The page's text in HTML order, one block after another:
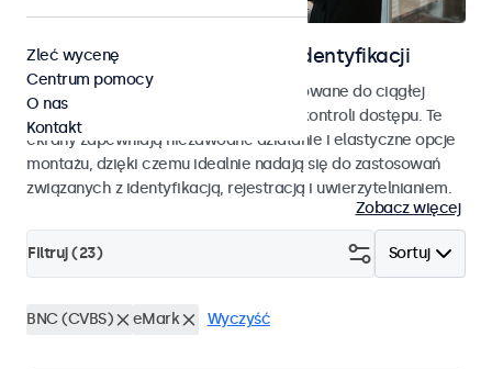
Ekrany do kontroli dostępu i identyfikacji
Monitory i ekrany dotykowe zaprojektowane do ciągłej
pracy i płynnej integracji z systemami kontroli dostępu. Te
ekrany zapewniają niezawodne działanie i elastyczne opcje
montażu, dzięki czemu idealnie nadają się do zastosowań
związanych z identyfikacją, rejestracją i uwierzytelnianiem.
Zobacz więcej
Sortuj
Filtruj (23)
BNC (CVBS) eMark Wyczyść
Zleć wycenę
Centrum pomocy
O nas
Kontakt